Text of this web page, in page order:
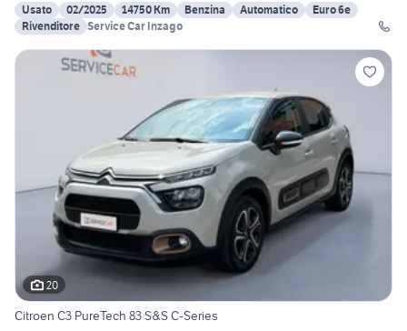
Usato 02/2025 14750 Km Benzina Automatico
Euro 6e
Rivenditore Service Car Inzago
20
Citroen C3 PureTech 83 S&S C-Series